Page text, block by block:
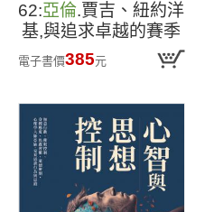
62:亞倫.賈吉、紐約洋
基,與追求卓越的賽季
電子書價385元